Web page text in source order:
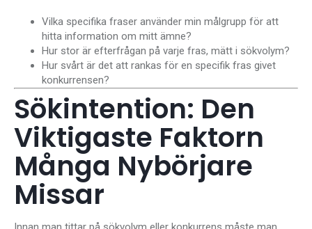
Vilka specifika fraser använder min målgrupp för att
hitta information om mitt ämne?
Hur stor är efterfrågan på varje fras, mätt i sökvolym?
Hur svårt är det att rankas för en specifik fras givet
konkurrensen?
Sökintention: Den
Viktigaste Faktorn
Många Nybörjare
Missar